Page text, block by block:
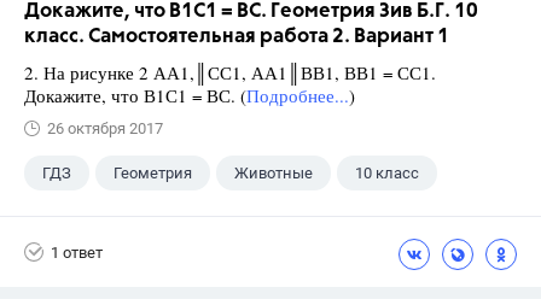
Докажите, что В1С1 = ВС. Геометрия Зив Б.Г. 10
класс. Самостоятельная работа 2. Вариант 1
2. На рисунке 2 АА1,║СС1, АА1║ВВ1, ВВ1 = СС1.
Докажите, что В1С1 = ВС. (Подробнее...)
26 октября 2017
ГДЗ Геометрия Животные 10 класс
1 ответ